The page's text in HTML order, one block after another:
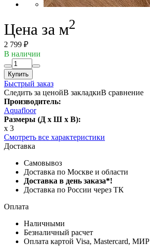
Цена за м2
2 799 ₽
В наличии
Купить
Быстрый заказ
Следить за ценойВ закладкиВ сравнение
Производитель:
Aquafloor
Размеры (Д x Ш x В):
x 3
Смотреть все характеристики
Доставка
Самовывоз
Доставка по Москве и области
Доставка в день заказа*!
Доставка по России через ТК
Оплата
Наличными
Безналичный расчет
Оплата картой Visa, Mastercard, МИР